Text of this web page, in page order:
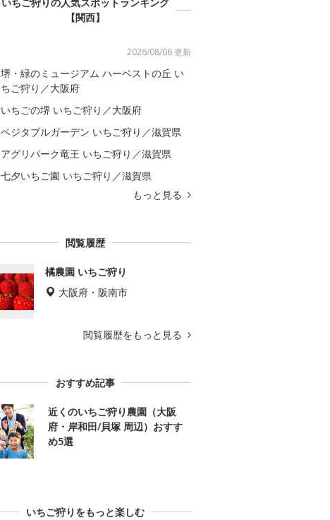
いちご狩りの人気スポットランキング
【関西】
2026/08/06 更新
堺・緑のミュージアム ハーベストの丘 い
ちご狩り／大阪府
いちごの堺 いちご狩り／大阪府
ベジタブルガーデン いちご狩り／滋賀県
アグリパーク竜王 いちご狩り／滋賀県
七夕いちご園 いちご狩り／滋賀県
もっと見る
閲覧履歴
橘農園 いちご狩り
大阪府・阪南市
閲覧履歴をもっと見る
おすすめ記事
近くのいちご狩り農園（大阪
府・岸和田/貝塚 周辺）おすす
め5選
いちご狩りをもっと楽しむ